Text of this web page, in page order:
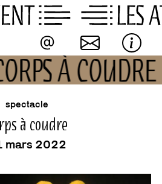
À COUDRE
buvette
événement
spectacle
à coudre
mars 2022